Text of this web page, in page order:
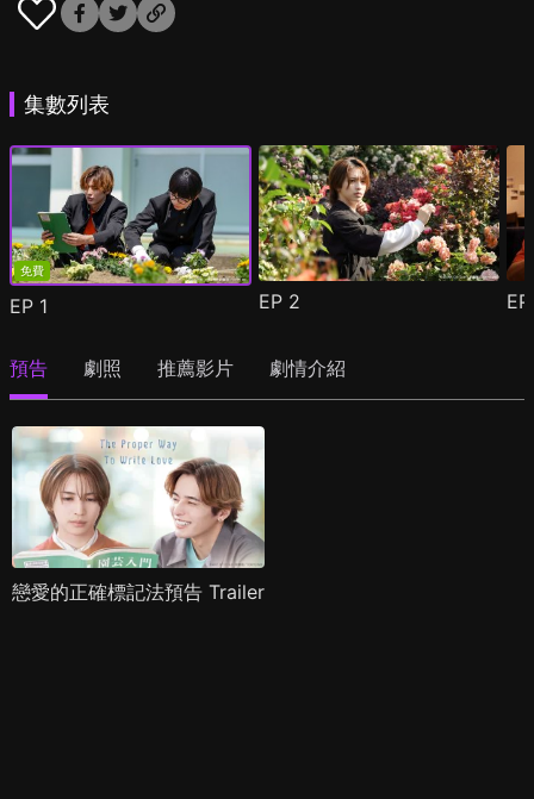
集數列表
免費
EP 1 EP 2
預告 劇照 推薦影片 劇情介紹
戀愛的正確標記法預告 Trailer